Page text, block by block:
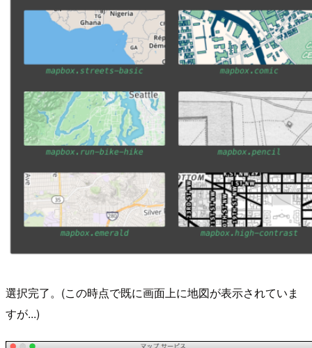
選択完了。(この時点で既に画面上に地図が表示されていま
すが...)